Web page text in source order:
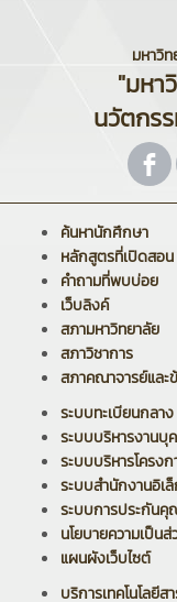
มหาวิท
"มหา
นวัตกร
ค้นหานักศึกษา
หลักสูตรที่เปิดสอน
คำถามที่พบบ่อย
เว็บลิงค์
สภามหาวิทยาลัย
สภาวิชาการ
สภาคณาจารย์และ
ระบบทะเบียนกลาง
ระบบบริหารงานบุ
ระบบบริหารโครง
ระบบสำนักงานอิเ
ระบบการประกัน
นโยบายความเป็น
แผนผังเว็บไซต์
บริการเทคโนโลยีส